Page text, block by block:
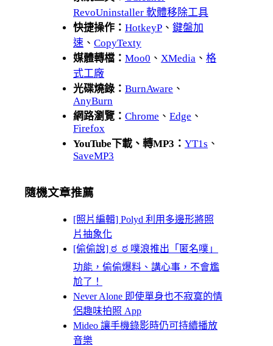
RevoUninstaller 軟體移除工具
快捷操作： HotkeyP 、 鍵盤加
速 、 CopyTexty
媒體轉檔： Moo0 、 XMedia 、 格
式工廠
光碟燒錄： BurnAware 、
AnyBurn
網路瀏覽： Chrome 、 Edge 、
Firefox
YouTube下載、轉MP3： YT1s 、
SaveMP3
隨機文章推薦
[照片編輯] Polyd 利用多邊形將照
片抽象化
[偷偷說] ಠ_ಠ 噗浪推出「匿名噗」
功能，偷偷爆料、講心事，不會尷
尬了！
Never Alone 即使單身也不寂寞的情
侶趣味拍照 App
Mideo 讓手機錄影時仍可持續播放
音樂